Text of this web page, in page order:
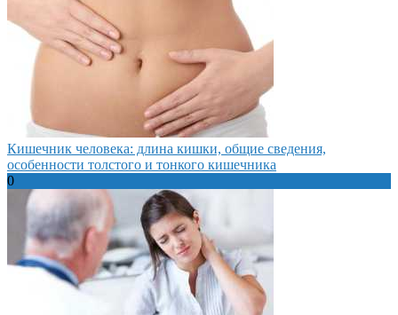
Кишечник человека: длина кишки, общие сведения,
особенности толстого и тонкого кишечника
0